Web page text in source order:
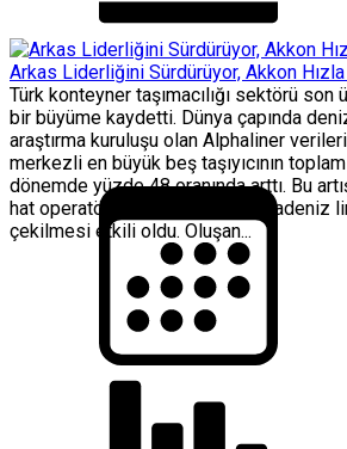
Arkas Liderliğini Sürdürüyor, Akkon Hızla
Türk konteyner taşımacılığı sektörü son
bir büyüme kaydetti. Dünya çapında
araştırma kuruluşu olan Alphaliner
merkezli en büyük beş taşıyıcının
dönemde yüzde 48 oranında arttı. Bu
hat operatörlerinin Rusya’nın Karadeniz
çekilmesi etkili oldu. Oluşan...